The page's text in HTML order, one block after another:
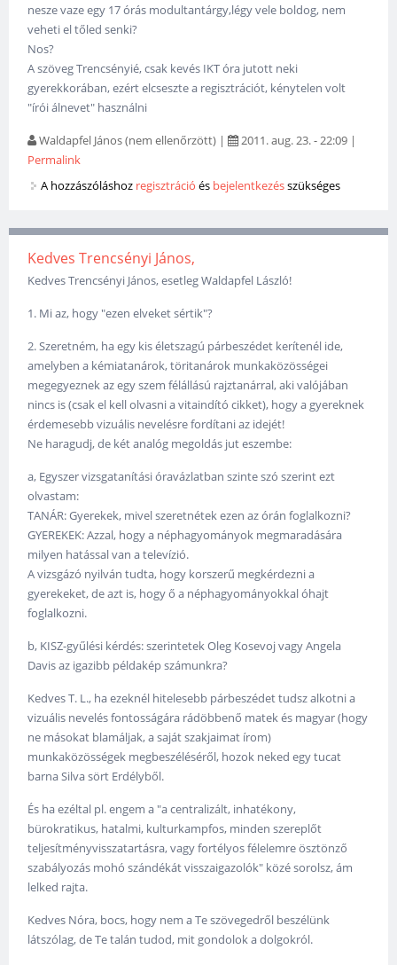
nesze vaze egy 17 órás modultantárgy,légy vele boldog, nem
veheti el tőled senki?
Nos?
A szöveg Trencsényié, csak kevés IKT óra jutott neki
gyerekkorában, ezért elcseszte a regisztrációt, kénytelen volt
"írói álnevet" használni
Waldapfel János (nem ellenőrzött) | 2011. aug. 23. - 22:09 |
Permalink
A hozzászóláshoz regisztráció és bejelentkezésszükséges
Kedves Trencsényi János,
Kedves Trencsényi János, esetleg Waldapfel László!
1. Mi az, hogy "ezen elveket sértik"?
2. Szeretném, ha egy kis életszagú párbeszédet kerítenél ide,
amelyben a kémiatanárok, töritanárok munkaközösségei
megegyeznek az egy szem félállású rajztanárral, aki valójában
nincs is (csak el kell olvasni a vitaindító cikket), hogy a gyereknek
érdemesebb vizuális nevelésre fordítani az idejét!
Ne haragudj, de két analóg megoldás jut eszembe:
a, Egyszer vizsgatanítási óravázlatban szinte szó szerint ezt
olvastam:
TANÁR: Gyerekek, mivel szeretnétek ezen az órán foglalkozni?
GYEREKEK: Azzal, hogy a néphagyományok megmaradására
milyen hatással van a televízió.
A vizsgázó nyilván tudta, hogy korszerű megkérdezni a
gyerekeket, de azt is, hogy ő a néphagyományokkal óhajt
foglalkozni.
b, KISZ-gyűlési kérdés: szerintetek Oleg Kosevoj vagy Angela
Davis az igazibb példakép számunkra?
Kedves T. L., ha ezeknél hitelesebb párbeszédet tudsz alkotni a
vizuális nevelés fontosságára rádöbbenő matek és magyar (hogy
ne másokat blamáljak, a saját szakjaimat írom)
munkaközösségek megbeszéléséről, hozok neked egy tucat
barna Silva sört Erdélyből.
És ha ezéltal pl. engem a "a centralizált, inhatékony,
bürokratikus, hatalmi, kulturkampfos, minden szereplőt
teljesítményvisszatartásra, vagy fortélyos félelemre ösztönző
szabályozás mohó szándékát visszaigazolók" közé sorolsz, ám
lelked rajta.
Kedves Nóra, bocs, hogy nem a Te szövegedről beszélünk
látszólag, de Te talán tudod, mit gondolok a dolgokról.